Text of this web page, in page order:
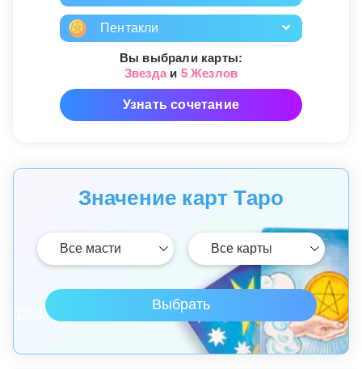
Пентакли
Вы выбрали карты:
Звездаи 5 Жезлов
Узнать сочетание
Значение карт Таро